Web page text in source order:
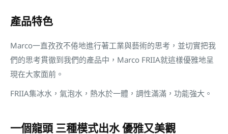
產品特色
Marco一直孜孜不倦地進行著工業與藝術的思考，並切實把我
們的思考貫徹到我們的產品中，Marco FRIIA就這樣優雅地呈
現在大家面前。
FRIIA集冰水，氣泡水，熱水於一體，調性滿滿，功能強大。
一個龍頭 三種模式出水 優雅又美觀